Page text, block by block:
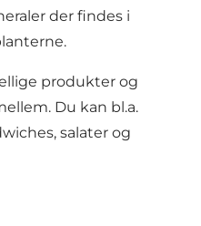
der findes i
produkter og
Du kan bl.a.
salater og